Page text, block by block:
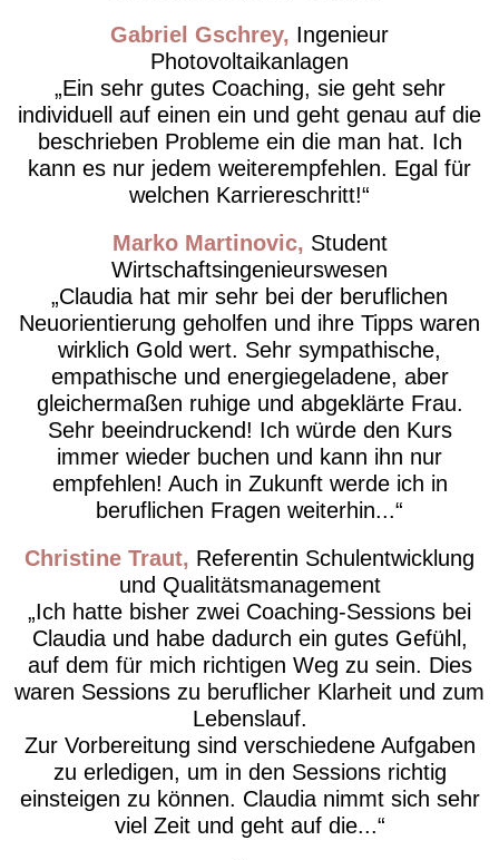
Gabriel Gschrey Ingenieur
Photovoltaikanlagen
Ein sehr gutes Coaching, sie geht sehr
individuell auf einen ein und geht genau auf die
beschrieben Probleme ein die man hat. Ich
kann es nur jedem weiterempfehlen. Egal für
welchen Karriereschritt!
Marko Martinovic
Student
Wirtschaftsingenieurswesen
Claudia hat mir sehr bei der beruflichen
Neuorientierung geholfen und ihre Tipps waren
wirklich Gold wert. Sehr sympathische,
empathische und energiegeladene, aber
gleichermaßen ruhige und abgeklärte Frau.
Sehr beeindruckend! Ich würde den Kurs
immer wieder buchen und kann ihn nur
empfehlen! Auch in Zukunft werde ich in
beruflichen Fragen weiterhin...
Christine Traut Referentin Schulentwicklung
und Qualitätsmanagement
Ich hatte bisher zwei Coaching-Sessions bei
Claudia und habe dadurch ein gutes Gefühl,
auf dem für mich richtigen Weg zu sein. Dies
waren Sessions zu beruflicher Klarheit und zum
Lebenslauf.
Zur Vorbereitung sind verschiedene Aufgaben
zu erledigen, um in den Sessions richtig
einsteigen zu können. Claudia nimmt sich sehr
viel Zeit und geht auf die...